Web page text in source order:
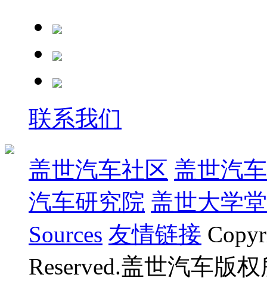
联系我们
盖世汽车社区 盖世汽
汽车研究院 盖世大学堂
Sources 友情链接
Reserved.盖世汽车版